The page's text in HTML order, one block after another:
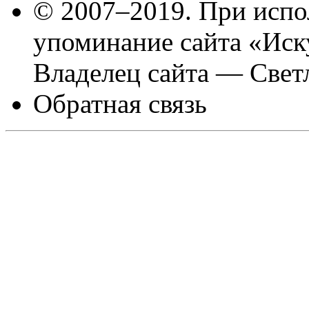
© 2007–2019. При
упоминание сайта
Владелец сайта —
Обратная связь